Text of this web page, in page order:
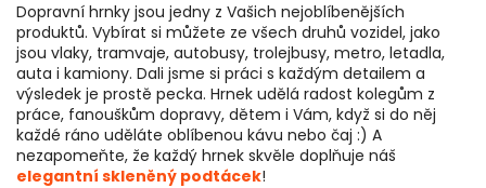
Dopravní hrnky jsou jedny z Vašich nejoblíbenějších
produktů. Vybírat si můžete ze všech druhů vozidel, jako
jsou vlaky, tramvaje, autobusy, trolejbusy, metro, letadla,
auta i kamiony. Dali jsme si práci s každým detailem a
výsledek je prostě pecka. Hrnek udělá radost kolegům z
práce, fanouškům dopravy, dětem i Vám, když si do něj
každé ráno uděláte oblíbenou kávu nebo čaj :) A
nezapomeňte, že každý hrnek skvěle doplňuje náš
elegantní skleněný podtácek!